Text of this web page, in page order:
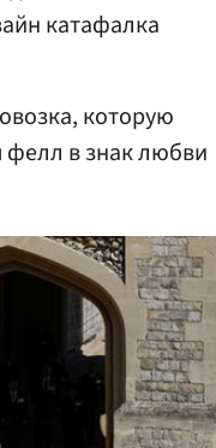
катафалка
которую
фелл в знак любви